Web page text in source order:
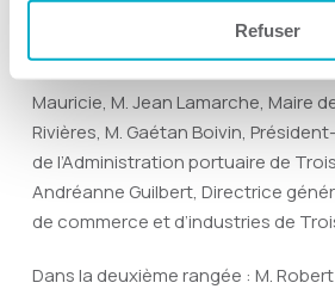
Refuser
Dans la première rangée : M. Marco
Mauricie, M. Jean Lamarche, Maire
Rivières, M. Gaétan Boivin,
de l’Administration portuaire de
Andréanne Guilbert, Directrice
de commerce et d’industries de
Dans la deuxième rangée : M.